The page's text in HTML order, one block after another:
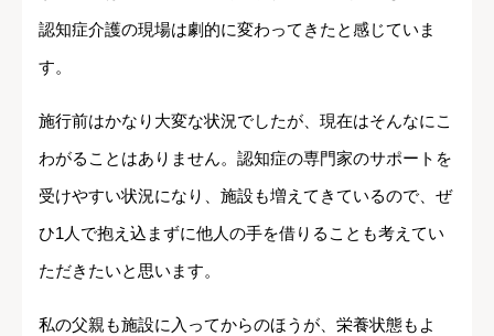
認知症介護の現場は劇的に変わってきたと感じていま
す。
施行前はかなり大変な状況でしたが、現在はそんなにこ
わがることはありません。認知症の専門家のサポートを
受けやすい状況になり、施設も増えてきているので、ぜ
ひ1人で抱え込まずに他人の手を借りることも考えてい
ただきたいと思います。
私の父親も施設に入ってからのほうが、栄養状態もよ